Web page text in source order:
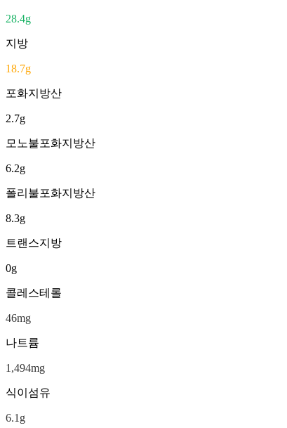
28.4g
지방
18.7g
포화지방산
2.7g
모노불포화지방산
6.2g
폴리불포화지방산
8.3g
트랜스지방
0g
콜레스테롤
46mg
나트륨
1,494mg
식이섬유
6.1 g